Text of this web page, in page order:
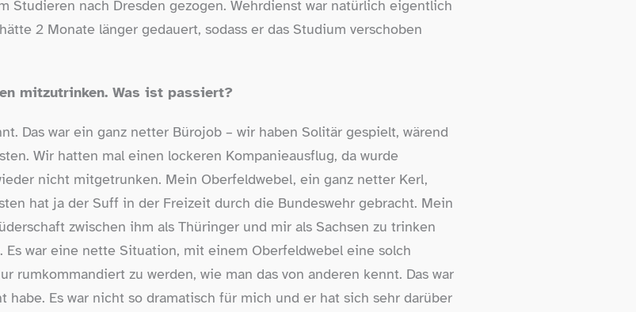
Studieren nach Dresden gezogen. Wehrdienst war natürlich eigentlich
2 Monate länger gedauert, sodass er das Studium verschoben
mitzutrinken. Was ist passiert?
Das war ein ganz netter Bürojob – wir haben Solitär gespielt, wärend
Wir hatten mal einen lockeren Kompanieausflug, da wurde
nicht mitgetrunken. Mein Oberfeldwebel, ein ganz netter Kerl,
hat ja der Suff in der Freizeit durch die Bundeswehr gebracht. Mein
zwischen ihm als Thüringer und mir als Sachsen zu trinken
Es war eine nette Situation, mit einem Oberfeldwebel eine solch
rumkommandiert zu werden, wie man das von anderen kennt. Das war
Es war nicht so dramatisch für mich und er hat sich sehr darüber